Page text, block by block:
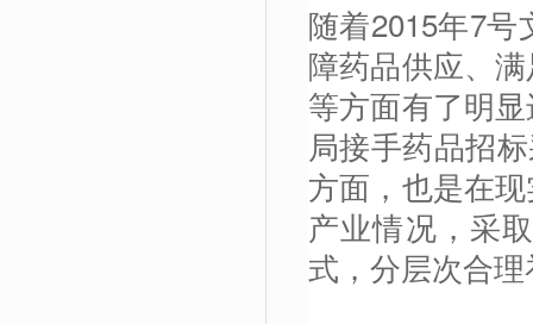
随着2015年7
障药品供应、
等方面有了明
局接手药品招
方面，也是在
产业情况，采
式，分层次合